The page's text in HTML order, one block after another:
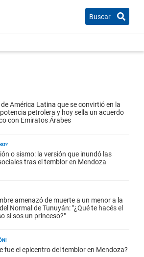
Buscar
de América Latina que se convirtió en la
petrolera y hoy sella un acuerdo
con Emiratos Árabes
o sismo: la versión que inundó las
tras el temblor en Mendoza
amenazó de muerte a un menor a la
Normal de Tunuyán: "¿Qué te hacés el
si sos un princeso?"
fue el epicentro del temblor en Mendoza?